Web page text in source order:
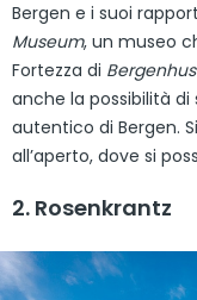
Bergen e i suoi
Museum, un museo
Fortezza di Bergenhus
anche la possibilità di
autentico di Bergen.
all’aperto, dove si
2. Rosenkrantz